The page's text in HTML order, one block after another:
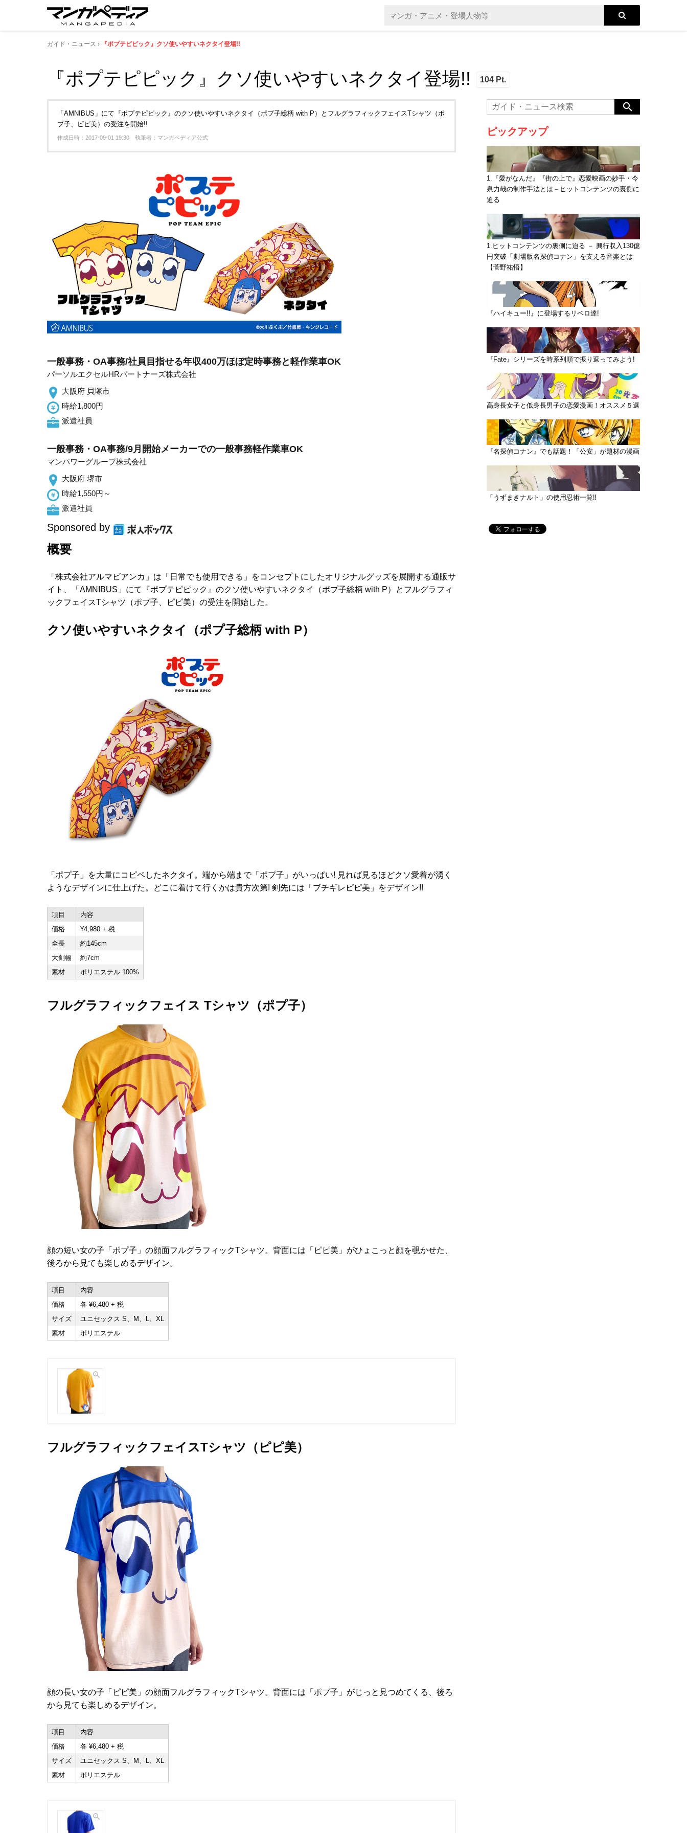
ガイド・ニュース 『ポプテピピック』クソ使いやすいネクタイ登場!!
『ポプテピピック』クソ使いやすいネクタイ登場!! 104 Pt.
「AMNIBUS」にて『ポプテピピック』のクソ使いやすいネクタイ（ポプ子総柄 with P）とフルグラフィックフェイスTシャツ（ポ
プ子、ピピ美）の受注を開始!!
作成日時：2017-09-01 19:30 執筆者：マンガペディア公式
一般事務・OA事務/社員目指せる年収400万ほぼ定時事務と軽作業車OK
パーソルエクセルHRパートナーズ株式会社
大阪府 貝塚市
時給1,800円
派遣社員
一般事務・OA事務/9月開始メーカーでの一般事務軽作業車OK
マンパワーグループ株式会社
大阪府 堺市
時給1,550円～
派遣社員
Sponsored by
概要
「株式会社アルマビアンカ」は「日常でも使用できる」をコンセプトにしたオリジナルグッズを展開する通販サ
イト、「AMNIBUS」にて『ポプテピピック』のクソ使いやすいネクタイ（ポプ子総柄 with P）とフルグラフィ
ックフェイスTシャツ（ポプ子、ピピ美）の受注を開始した。
クソ使いやすいネクタイ（ポプ子総柄 with P）
「ポプ子」を大量にコピペしたネクタイ。端から端まで「ポプ子」がいっぱい! 見れば見るほどクソ愛着が湧く
ようなデザインに仕上げた。どこに着けて行くかは貴方次第! 剣先には「ブチギレピピ美」をデザイン!!
項目
内容
価格
¥4,980 + 税
全長
約145cm
大剣幅
約7cm
素材
ポリエステル 100%
フルグラフィックフェイス Tシャツ（ポプ子）
顔の短い女の子「ポプ子」の顔面フルグラフィックTシャツ。背面には「ピピ美」がひょこっと顔を覗かせた、
後ろから見ても楽しめるデザイン。
項目
内容
価格
各 ¥6,480 + 税
サイズ
ユニセックス S、M、L、XL
素材
ポリエステル
フルグラフィックフェイスTシャツ（ピピ美）
顔の長い女の子「ピピ美」の顔面フルグラフィックTシャツ。背面には「ポプ子」がじっと見つめてくる、後ろ
から見ても楽しめるデザイン。
項目
内容
価格
各 ¥6,480 + 税
サイズ
ユニセックス S、M、L、XL
素材
ポリエステル
ピックアップ
1.『愛がなんだ』『街の上で』恋愛映画の妙手・今
泉力哉の制作手法とは－ヒットコンテンツの裏側に
迫る
1.ヒットコンテンツの裏側に迫る － 興行収入130億
円突破「劇場版名探偵コナン」を支える音楽とは
【菅野祐悟】
『ハイキュー!!』に登場するリベロ達!
『Fate』シリーズを時系列順で振り返ってみよう!
高身長女子と低身長男子の恋愛漫画！オススメ５選
『名探偵コナン』でも話題！「公安」が題材の漫画
「うずまきナルト」の使用忍術一覧‼